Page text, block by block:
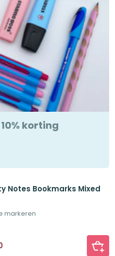
korting
Notes Bookmarks Mixed
markeren